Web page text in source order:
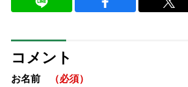
コメント
お名前 （必須）